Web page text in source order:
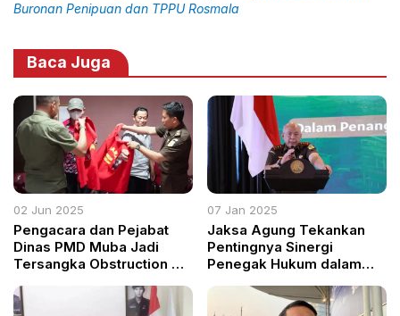
Buronan Penipuan dan TPPU Rosmala
Baca Juga
02 Jun 2025
Pengacara dan Pejabat
Dinas PMD Muba Jadi
Tersangka Obstruction of
Jaringan Desa
07 Jan 2025
Jaksa Agung Tekankan
Pentingnya Sinergi
Penegak Hukum dalam
Koneksitas Korupsi